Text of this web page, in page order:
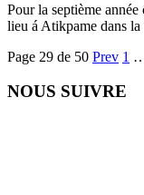
Pour la septième
lieu á Atikpame dans
Page 29 de 50 Prev 1
NOUS SUIVRE